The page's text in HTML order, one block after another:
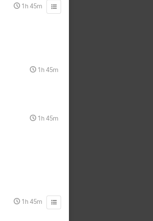
1h 45m
1h 45m
1h 45m
1h 45m